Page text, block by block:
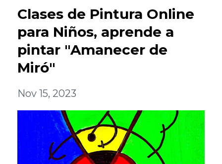
Clases de Pintura Online
para Niños, aprende a
pintar "Amanecer de
Miró"
Nov 15, 2023